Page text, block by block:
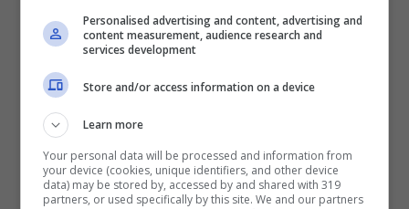
Personalised advertising and content, advertising and
content measurement, audience research and
services development
Store and/or access information on a device
Learn more
Your personal data will be processed and information from
your device (cookies, unique identifiers, and other device
data) may be stored by, accessed by and shared with 319
partners, or used specifically by this site. We and our partners